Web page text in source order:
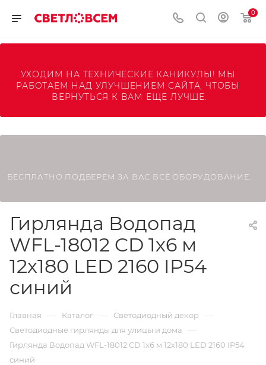
0
УХОДИМ НА ТЕХНИЧЕСКИЕ КАНИКУЛЫ! МЫ
РАБОТАЕМ НАД УЛУЧШЕНИЕМ САЙТА, ЧТОБЫ
ВЕРНУТЬСЯ К ВАМ ЕЩЕ ЛУЧШЕ.
БЕСПЛАТНО ПОДБЕРЕМ ЗА ВАС ВСЁ ОБОРУДОВАНИЕ.
Гирлянда Водопад
WFL-18012 CD 1х6 м
12х180 LED 2160 IP54
синий
Главная — Каталог — Светодиодный декор —
Светодиодные гирлянды для улицы и дома —
Гирлянда Водопад WFL-18012 CD 1х6 м 12х180 LED 2160 IP54
синий